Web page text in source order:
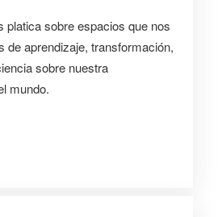
platica sobre espacios que nos
de aprendizaje, transformación,
sobre nuestra
mundo.